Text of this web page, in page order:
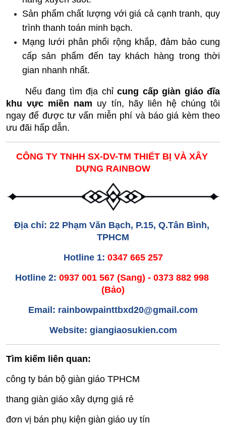
Sản phẩm chất lượng với giá cả cạnh tranh, quy
trình thanh toán minh bạch.
Mạng lưới phân phối rộng khắp, đảm bảo cung
cấp sản phẩm đến tay khách hàng trong thời
gian nhanh nhất.
Nếu đang tìm địa chỉ cung cấp giàn giáo đĩa
khu vực miền nam uy tín, hãy liên hệ chúng tôi
ngay để được tư vấn miễn phí và báo giá kèm theo
ưu đãi hấp dẫn.
CÔNG TY TNHH SX-DV-TM THIẾT BỊ VÀ XÂY
DỰNG RAINBOW
Địa chỉ: 22 Phạm Văn Bạch, P.15, Q.Tân Bình,
TPHCM
Hotline 1: 0347 665 257
Hotline 2: 0937 001 567 (Sang) - 0373 882 998
(Bảo)
Email: rainbowpainttbxd20@gmail.com
Website: giangiaosukien.com
Tìm kiếm liên quan:
công ty bán bộ giàn giáo TPHCM
thang giàn giáo xây dựng giá rẻ
đơn vị bán phụ kiện giàn giáo uy tín